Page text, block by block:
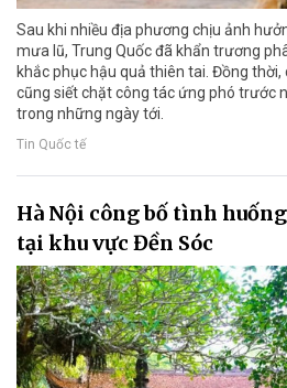
Sau khi nhiều địa phương chịu ảnh
mưa lũ, Trung Quốc đã khẩn trương
khắc phục hậu quả thiên tai. Đồng
cũng siết chặt công tác ứng phó trước
trong những ngày tới.
Tin Quốc tế
Hà Nội công bố tình
tại khu vực Đền Sóc